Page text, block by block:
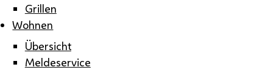
Grillen
Wohnen
Übersicht
Meldeservice